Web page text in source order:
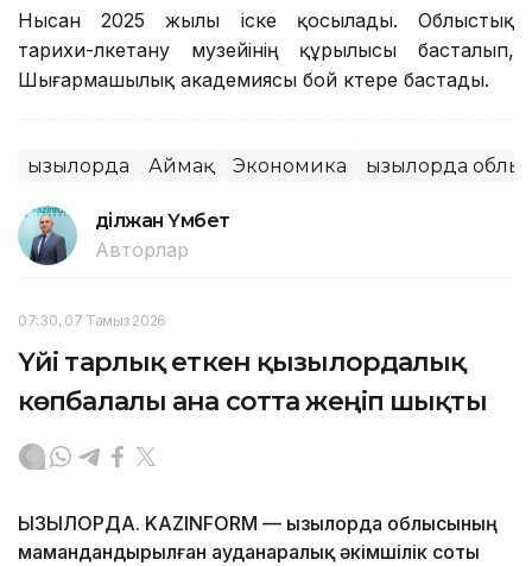
Нысан 2025 жылы іске қосылады. Облыстық
тарихи-өлкетану музейінің құрылысы басталып,
Шығармашылық академиясы бой көтере бастады.
Қызылорда Аймақ Экономика Қызылорда
Әділжан Үмбет
Авторлар
07:30, 07 Тамыз 2026
Үйі тарлық еткен қызылордалық
көпбалалы ана сотта жеңіп шықты
ҚЫЗЫЛОРДА. KAZINFORM — Қызылорда облысының
мамандандырылған ауданаралық әкімшілік соты